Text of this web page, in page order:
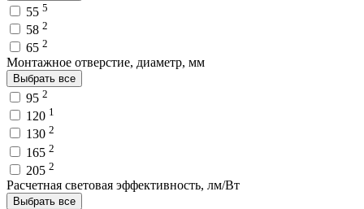
55 5
58 2
65 2
Монтажное отверстие, диаметр, мм
Выбрать все
95 2
120 1
130 2
165 2
205 2
Расчетная световая эффективность, лм/Вт
Выбрать все